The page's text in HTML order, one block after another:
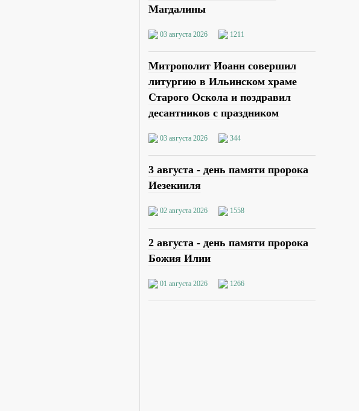
Магдалины
03 августа 2026 1211
Митрополит Иоанн совершил
литургию в Ильинском храме
Старого Оскола и поздравил
десантников с праздником
03 августа 2026 344
3 августа - день памяти пророка
Иезекииля
02 августа 2026 1558
2 августа - день памяти пророка
Божия Илии
01 августа 2026 1266